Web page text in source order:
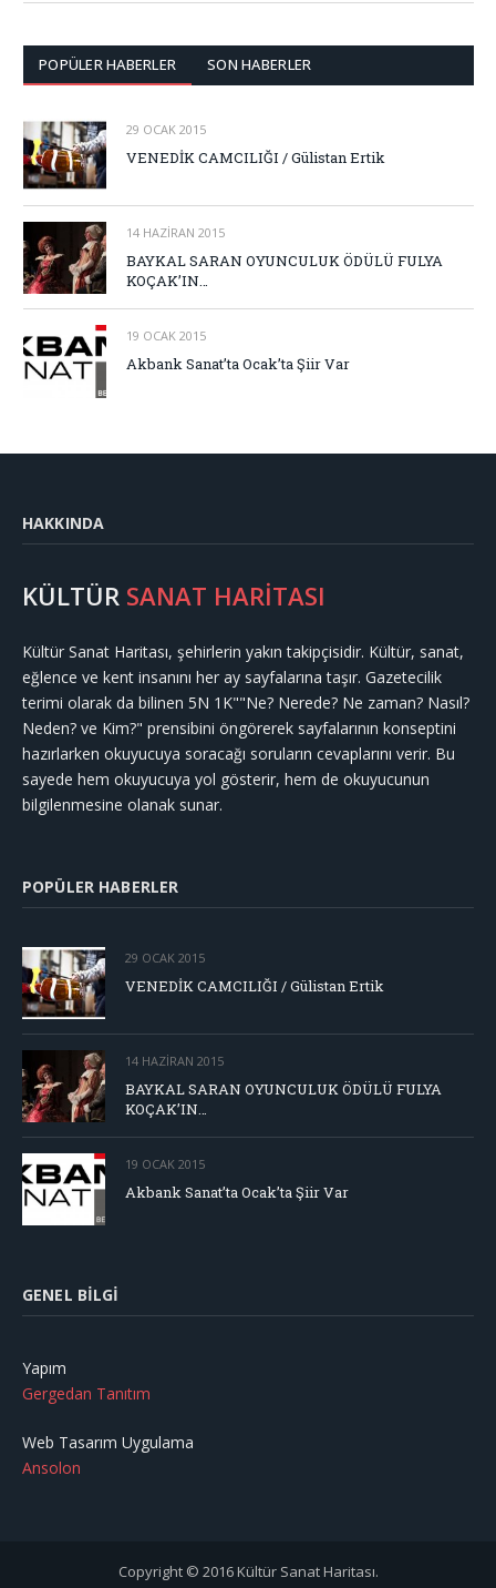
POPÜLER HABERLER SON HABERLER
29 OCAK 2015
VENEDİK CAMCILIĞI / Gülistan Ertik
14 HAZIRAN 2015
BAYKAL SARAN OYUNCULUK ÖDÜLÜ FULYA
KOÇAK’IN…
19 OCAK 2015
Akbank Sanat’ta Ocak’ta Şiir Var
HAKKINDA
KÜLTÜR SANAT HARİTASI
Kültür Sanat Haritası, şehirlerin yakın takipçisidir. Kültür, sanat,
eğlence ve kent insanını her ay sayfalarına taşır. Gazetecilik
terimi olarak da bilinen 5N 1K""Ne? Nerede? Ne zaman? Nasıl?
Neden? ve Kim?" prensibini öngörerek sayfalarının konseptini
hazırlarken okuyucuya soracağı soruların cevaplarını verir. Bu
sayede hem okuyucuya yol gösterir, hem de okuyucunun
bilgilenmesine olanak sunar.
POPÜLER HABERLER
29 OCAK 2015
VENEDİK CAMCILIĞI / Gülistan Ertik
14 HAZIRAN 2015
BAYKAL SARAN OYUNCULUK ÖDÜLÜ FULYA
KOÇAK’IN…
19 OCAK 2015
Akbank Sanat’ta Ocak’ta Şiir Var
GENEL BILGI
Yapım
Gergedan Tanıtım
Web Tasarım Uygulama
Ansolon
Copyright © 2016 Kültür Sanat Haritası.